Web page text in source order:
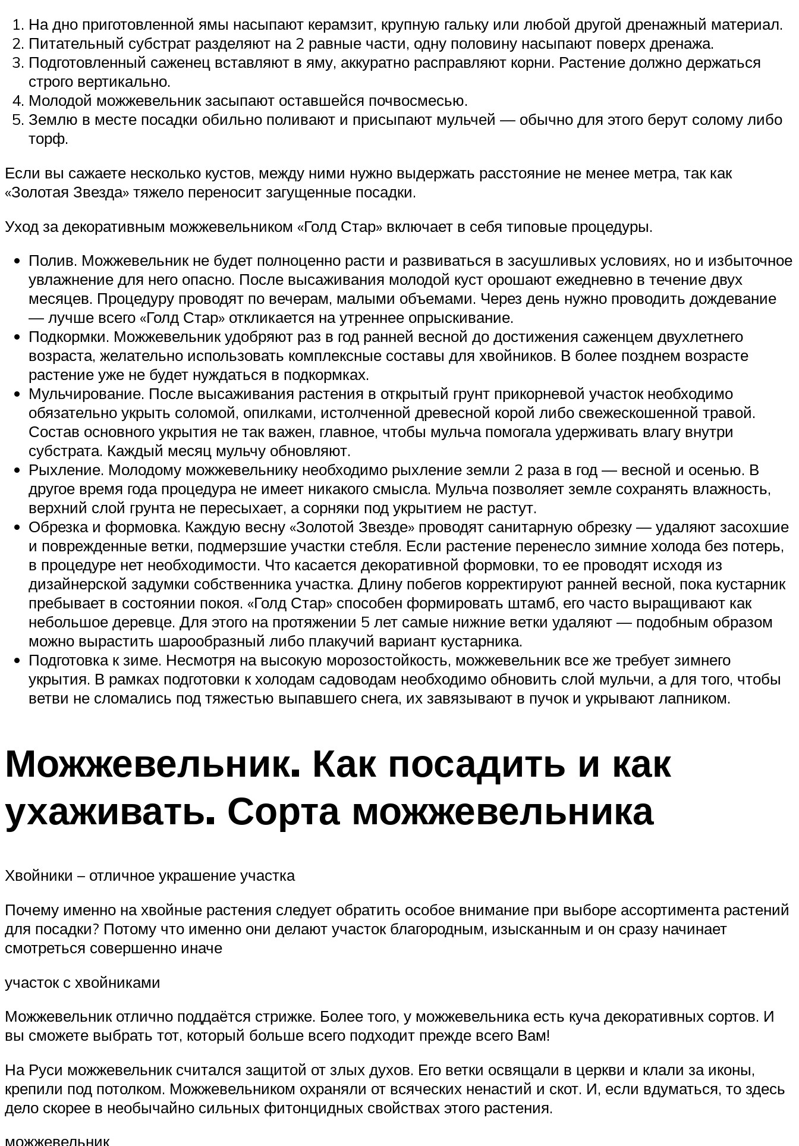
На дно приготовленной ямы насыпают керамзит, крупную гальку или любой другой дренажный материал.
Питательный субстрат разделяют на 2 равные части, одну половину насыпают поверх дренажа.
Подготовленный саженец вставляют в яму, аккуратно расправляют корни. Растение должно держаться
строго вертикально.
Молодой можжевельник засыпают оставшейся почвосмесью.
Землю в месте посадки обильно поливают и присыпают мульчей — обычно для этого берут солому либо
торф.
Если вы сажаете несколько кустов, между ними нужно выдержать расстояние не менее метра, так как
«Золотая Звезда» тяжело переносит загущенные посадки.
Уход за декоративным можжевельником «Голд Стар» включает в себя типовые процедуры.
Полив. Можжевельник не будет полноценно расти и развиваться в засушливых условиях, но и избыточное
увлажнение для него опасно. После высаживания молодой куст орошают ежедневно в течение двух
месяцев. Процедуру проводят по вечерам, малыми объемами. Через день нужно проводить дождевание
— лучше всего «Голд Стар» откликается на утреннее опрыскивание.
Подкормки. Можжевельник удобряют раз в год ранней весной до достижения саженцем двухлетнего
возраста, желательно использовать комплексные составы для хвойников. В более позднем возрасте
растение уже не будет нуждаться в подкормках.
Мульчирование. После высаживания растения в открытый грунт прикорневой участок необходимо
обязательно укрыть соломой, опилками, истолченной древесной корой либо свежескошенной травой.
Состав основного укрытия не так важен, главное, чтобы мульча помогала удерживать влагу внутри
субстрата. Каждый месяц мульчу обновляют.
Рыхление. Молодому можжевельнику необходимо рыхление земли 2 раза в год — весной и осенью. В
другое время года процедура не имеет никакого смысла. Мульча позволяет земле сохранять влажность,
верхний слой грунта не пересыхает, а сорняки под укрытием не растут.
Обрезка и формовка. Каждую весну «Золотой Звезде» проводят санитарную обрезку — удаляют засохшие
и поврежденные ветки, подмерзшие участки стебля. Если растение перенесло зимние холода без потерь,
в процедуре нет необходимости. Что касается декоративной формовки, то ее проводят исходя из
дизайнерской задумки собственника участка. Длину побегов корректируют ранней весной, пока кустарник
пребывает в состоянии покоя. «Голд Стар» способен формировать штамб, его часто выращивают как
небольшое деревце. Для этого на протяжении 5 лет самые нижние ветки удаляют — подобным образом
можно вырастить шарообразный либо плакучий вариант кустарника.
Подготовка к зиме. Несмотря на высокую морозостойкость, можжевельник все же требует зимнего
укрытия. В рамках подготовки к холодам садоводам необходимо обновить слой мульчи, а для того, чтобы
ветви не сломались под тяжестью выпавшего снега, их завязывают в пучок и укрывают лапником.
Можжевельник. Как посадить и как
ухаживать. Сорта можжевельника
Хвойники – отличное украшение участка
Почему именно на хвойные растения следует обратить особое внимание при выборе ассортимента растений
для посадки? Потому что именно они делают участок благородным, изысканным и он сразу начинает
смотреться совершенно иначе
участок с хвойниками
Можжевельник отлично поддаётся стрижке. Более того, у можжевельника есть куча декоративных сортов. И
вы сможете выбрать тот, который больше всего подходит прежде всего Вам!
На Руси можжевельник считался защитой от злых духов. Его ветки освящали в церкви и клали за иконы,
крепили под потолком. Можжевельником охраняли от всяческих ненастий и скот. И, если вдуматься, то здесь
дело скорее в необычайно сильных фитонцидных свойствах этого растения.
можжевельник